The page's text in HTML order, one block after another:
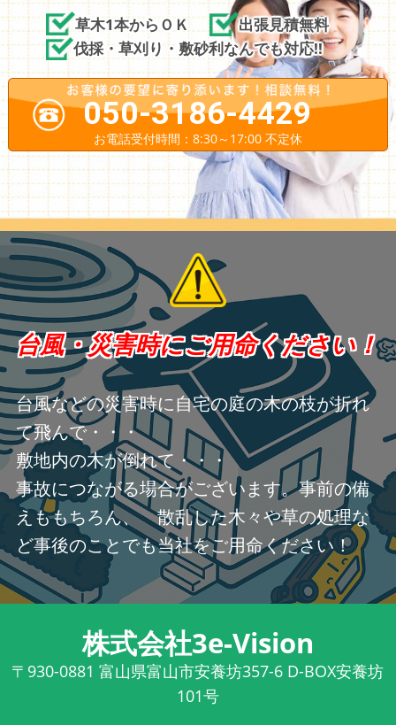
草木1本からＯＫ
出張見積無料
伐採・草刈り・敷砂利なんでも対応!!
050-3186-4429
お電話受付時間：8:30～17:00 不定休
台風・災害時にご用命ください！
台風などの災害時に自宅の庭の木の枝が折れ
て飛んで・・・
敷地内の木が倒れて・・・
事故につながる場合がございます。事前の備
えももちろん、 散乱した木々や草の処理な
ど事後のことでも当社をご用命ください！
株式会社3e-Vision
〒930-0881 富山県富山市安養坊357-6 D-BOX安養坊
101号